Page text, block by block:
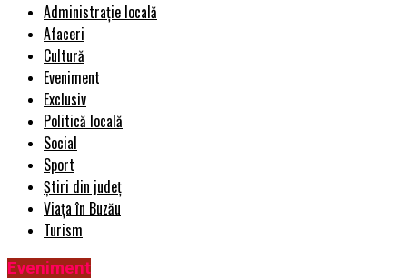
Administrație locală
Afaceri
Cultură
Eveniment
Exclusiv
Politică locală
Social
Sport
Știri din județ
Viața în Buzău
Turism
Eveniment